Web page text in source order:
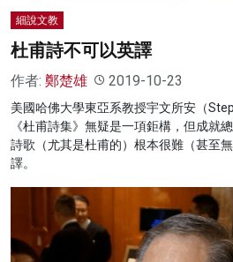
細說文教
杜甫詩不可以英譯
作者: 鄭楚雄 2019-10-23
美國哈佛大學東亞系教授宇文所安（
《杜甫詩集》無疑是一項鉅構，但成就
詩歌（尤其是杜甫的）根本很難（甚至
譯。